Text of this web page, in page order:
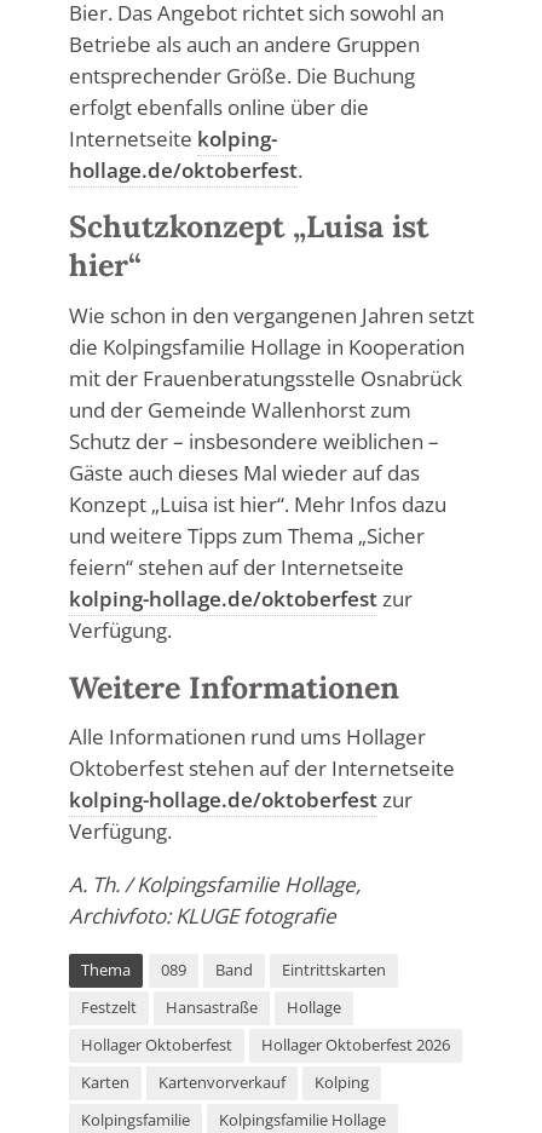
Bier. Das Angebot richtet sich sowohl an
Betriebe als auch an andere Gruppen
entsprechender Größe. Die Buchung
erfolgt ebenfalls online über die
Internetseite kolping-
hollage.de/oktoberfest.
Schutzkonzept „Luisa ist
hier“
Wie schon in den vergangenen Jahren setzt
die Kolpingsfamilie Hollage in Kooperation
mit der Frauenberatungsstelle Osnabrück
und der Gemeinde Wallenhorst zum
Schutz der – insbesondere weiblichen –
Gäste auch dieses Mal wieder auf das
Konzept „Luisa ist hier“. Mehr Infos dazu
und weitere Tipps zum Thema „Sicher
feiern“ stehen auf der Internetseite
kolping-hollage.de/oktoberfestzur
Verfügung.
Weitere Informationen
Alle Informationen rund ums Hollager
Oktoberfest stehen auf der Internetseite
kolping-hollage.de/oktoberfestzur
Verfügung.
A. Th. / Kolpingsfamilie Hollage,
Archivfoto: KLUGE fotografie
Thema 089 Band
Eintrittskarten
Festzelt
Hansastraße
Hollage
Hollager Oktoberfest
Hollager Oktoberfest 2026
Karten
Kartenvorverkauf
Kolping
Kolpingsfamilie
Kolpingsfamilie Hollage